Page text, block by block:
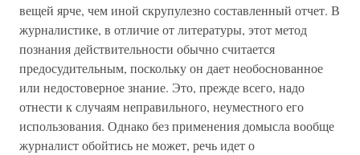
вещей ярче, чем иной скрупулезно составленный отчет. В
журналистике, в отличие от литературы, этот метод
познания действительности обычно считается
предосудительным, поскольку он дает необоснованное
или недостоверное знание. Это, прежде всего, надо
отнести к случаям неправильного, неуместного его
использования. Однако без применения домысла вообще
журналист обойтись не может, речь идет о